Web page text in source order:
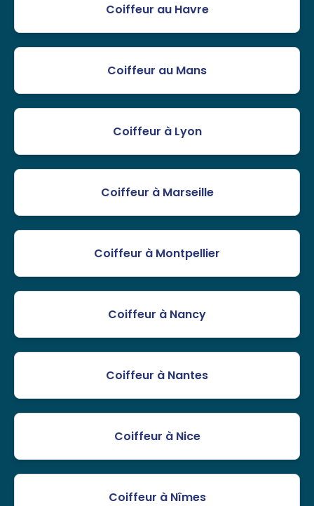
Coiffeur au Havre
Coiffeur au Mans
Coiffeur à Lyon
Coiffeur à Marseille
Coiffeur à Montpellier
Coiffeur à Nancy
Coiffeur à Nantes
Coiffeur à Nice
Coiffeur à Nîmes